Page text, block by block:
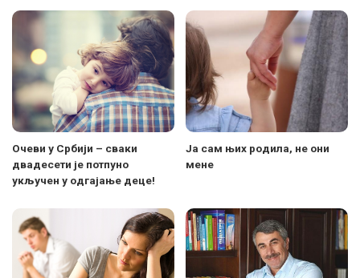
Очеви у Србији – сваки
двадесети је потпуно
укључен у одгајање деце!
Ја сам њих родила, не они
мене